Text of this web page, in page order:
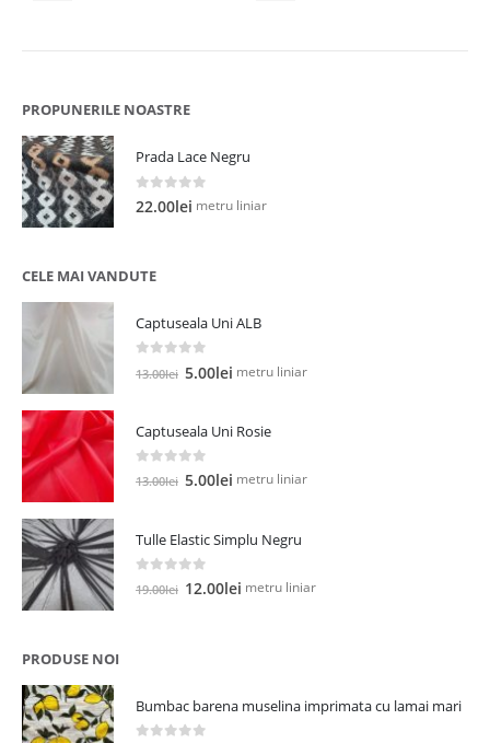
PROPUNERILE NOASTRE
Prada Lace Negru
0out of 5
22.00lei metru liniar
CELE MAI VANDUTE
Captuseala Uni ALB
out of 5
13.00lei Prețul
fost:
13.00lei.
5.00lei Prețul
5.00lei.
metru liniar
Captuseala Uni Rosie
out of 5
13.00lei Prețul
fost:
13.00lei.
5.00lei Prețul
5.00lei.
metru liniar
Tulle Elastic Simplu Negru
out of 5
19.00lei Prețul
12.00lei Prețul
metru liniar
PRODUSE NOI
Bumbac barena muselina imprimata cu lamai mari